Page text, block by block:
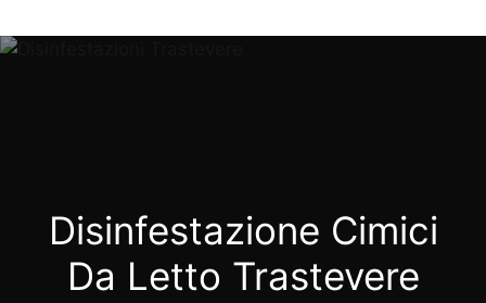
Disinfestazione Cimici
Da Letto Trastevere